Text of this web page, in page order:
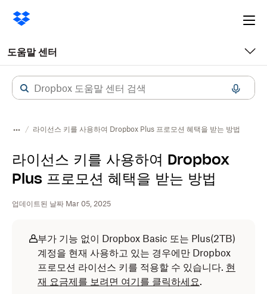
도움말 센터
라이선스 키를 사용하여 Dropbox Plus 프로모션 혜택을 받는 방법
라이선스 키를 사용하여 Dropbox
Plus 프로모션 혜택을 받는 방법
업데이트된 날짜 Mar 05, 2025
부가 기능 없이 Dropbox Basic 또는 Plus(2TB)
계정을 현재 사용하고 있는 경우에만 Dropbox
프로모션 라이선스 키를 적용할 수 있습니다. 현
재 요금제를 보려면 여기를 클릭하세요.